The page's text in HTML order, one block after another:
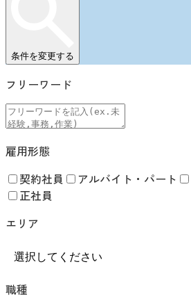
条件を変更する
フリーワード
雇用形態
契約社員 アルバイト・パート
正社員
エリア
職種